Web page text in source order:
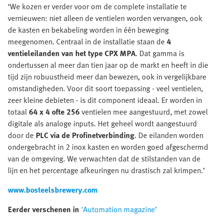
‘We kozen er verder voor om de complete installatie te
vernieuwen: niet alleen de ventielen worden vervangen, ook
de kasten en bekabeling worden in één beweging
meegenomen. Centraal in de installatie staan de4
ventieleilanden van het type CPX MPA. Dat gamma is
ondertussen al meer dan tien jaar op de markt en heeft in die
tijd zijn robuustheid meer dan bewezen, ook in vergelijkbare
omstandigheden. Voor dit soort toepassing - veel ventielen,
zeer kleine debieten - is dit component ideaal. Er worden in
totaal64 x 4 ofte 256ventielen mee aangestuurd, met zowel
digitale als analoge inputs. Het geheel wordt aangestuurd
door de PLC via de Profinetverbinding. De eilanden worden
ondergebracht in 2 inox kasten en worden goed afgeschermd
van de omgeving. We verwachten dat de stilstanden van de
lijn en het percentage afkeuringen nu drastisch zal krimpen.’
www.bosteelsbrewery.com
Eerder verschenen in 'Automation magazine’